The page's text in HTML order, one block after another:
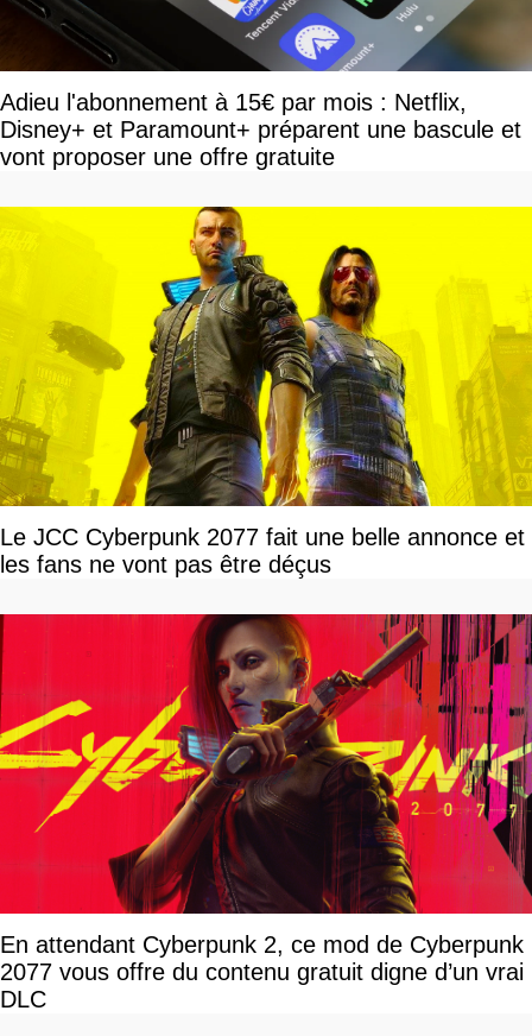
Adieu l'abonnement à 15€ par mois : Netflix,
Disney+ et Paramount+ préparent une bascule et
vont proposer une offre gratuite
Le JCC Cyberpunk 2077 fait une belle annonce et
les fans ne vont pas être déçus
En attendant Cyberpunk 2, ce mod de Cyberpunk
2077 vous offre du contenu gratuit digne d’un vrai
DLC